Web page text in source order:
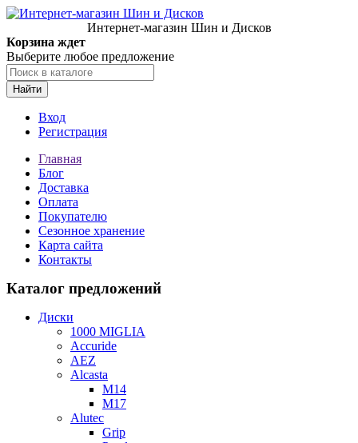
Интернет-магазин Шин и Дисков
Корзина ждет
Выберите любое предложение
Найти
Вход
Регистрация
Главная
Блог
Доставка
Оплата
Покупателю
Сезонное хранение
Карта сайта
Контакты
Каталог предложений
Диски
1000 MIGLIA
Accuride
AEZ
Alcasta
M14
M17
Alutec
Grip